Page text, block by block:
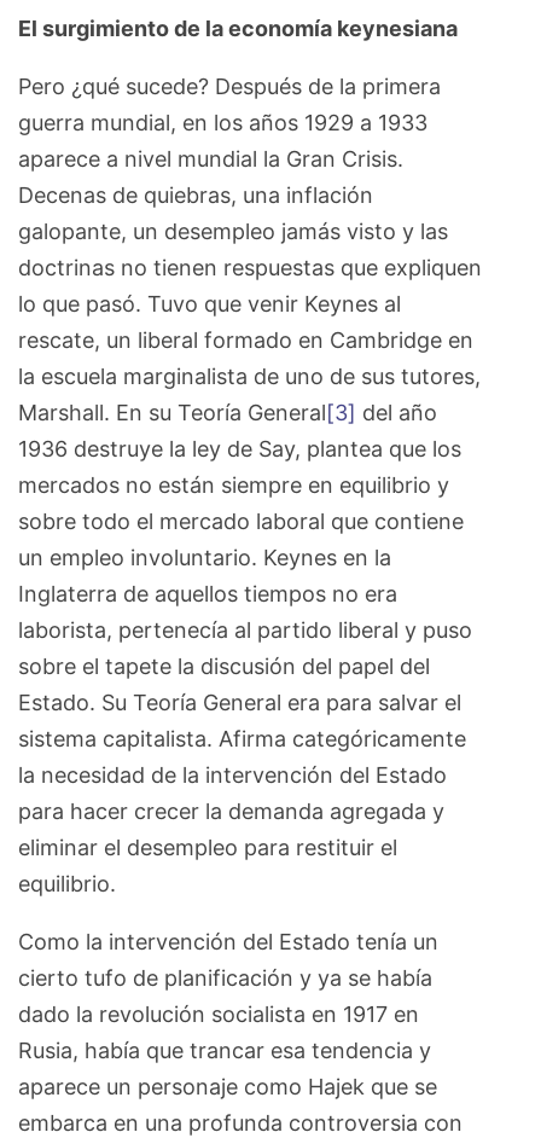
El surgimiento de la economía keynesiana
Pero ¿qué sucede? Después de la primera
guerra mundial, en los años 1929 a 1933
aparece a nivel mundial la Gran Crisis.
Decenas de quiebras, una inflación
galopante, un desempleo jamás visto y las
doctrinas no tienen respuestas que expliquen
lo que pasó. Tuvo que venir Keynes al
rescate, un liberal formado en Cambridge en
la escuela marginalista de uno de sus tutores,
Marshall. En su Teoría General[3] del año
1936 destruye la ley de Say, plantea que los
mercados no están siempre en equilibrio y
sobre todo el mercado laboral que contiene
un empleo involuntario. Keynes en la
Inglaterra de aquellos tiempos no era
laborista, pertenecía al partido liberal y puso
sobre el tapete la discusión del papel del
Estado. Su Teoría General era para salvar el
sistema capitalista. Afirma categóricamente
la necesidad de la intervención del Estado
para hacer crecer la demanda agregada y
eliminar el desempleo para restituir el
equilibrio.
Como la intervención del Estado tenía un
cierto tufo de planificación y ya se había
dado la revolución socialista en 1917 en
Rusia, había que trancar esa tendencia y
aparece un personaje como Hajek que se
embarca en una profunda controversia con